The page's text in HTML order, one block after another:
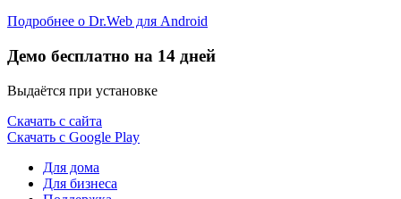
Подробнее о Dr.Web для Android
Демо бесплатно на 14 дней
Выдаётся при установке
Скачать с сайта
Скачать с Google Play
Для дома
Для бизнеса